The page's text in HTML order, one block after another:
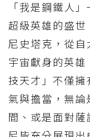
「我是鋼鐵人
超級英雄的盛
尼史塔克，從
宇宙獻身的英
技天才」不僅
氣與擔當，無
間、或是面對